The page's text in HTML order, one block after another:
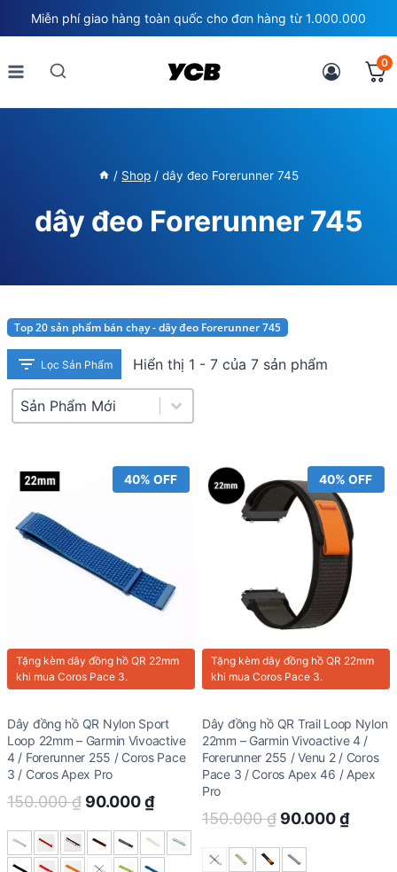
to
content
Miễn phí giao hàng toàn quốc cho đơn hàng từ 1.000.000
0
/ Shop / dây đeo Forerunner 745
dây đeo Forerunner 745
Top 20 sản phẩm bán chạy - dây đeo Forerunner 745
Lọc Sản Phẩm Hiển thị 1 - 7 của 7 sản phẩm
Product Sort
Sort content
40% OFF
Tặng kèm dây đồng hồ QR 22mm
khi mua Coros Pace 3.
Dây đồng hồ QR Nylon Sport
Loop 22mm – Garmin Vivoactive
4 / Forerunner 255 / Coros Pace
3 / Coros Apex Pro
150.000₫ Original
was:
90.000₫Current
is:
40% OFF
Tặng kèm dây đồng hồ QR 22mm
khi mua Coros Pace 3.
Dây đồng hồ QR Trail Loop Nylon
22mm – Garmin Vivoactive 4 /
Forerunner 255 / Venu 2 / Coros
Pace 3 / Coros Apex 46 / Apex
Pro
150.000₫ Original
was:
90.000₫